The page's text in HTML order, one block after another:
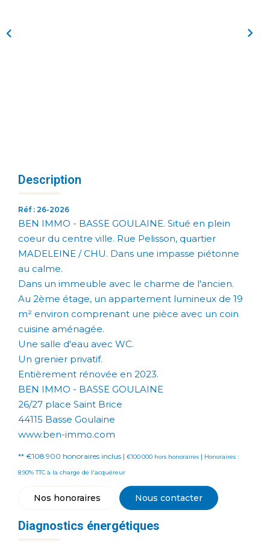
Description
Réf : 26-2026
BEN IMMO - BASSE GOULAINE. Situé en plein
coeur du centre ville. Rue Pelisson, quartier
MADELEINE / CHU. Dans une impasse piétonne
au calme.
Dans un immeuble avec le charme de l'ancien.
Au 2ème étage, un appartement lumineux de 19
m² environ comprenant une pièce avec un coin
cuisine aménagée.
Une salle d'eau avec WC.
Un grenier privatif.
Entièrement rénovée en 2023.
BEN IMMO - BASSE GOULAINE
26/27 place Saint Brice
44115 Basse Goulaine
www.ben-immo.com
** €108 900 honoraires inclus | €100 000 hors honoraires | Honoraires :
8.90% TTC à la charge de l'acquéreur
Nos honoraires Nous contacter
Diagnostics énergétiques